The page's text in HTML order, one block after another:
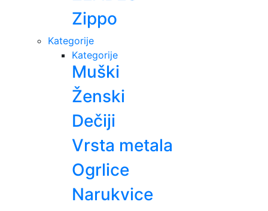
Zippo
Kategorije
Kategorije
Muški
Ženski
Dečiji
Vrsta metala
Ogrlice
Narukvice